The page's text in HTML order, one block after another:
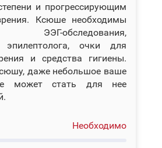
и прогрессирующим
Ксюше необходимы
ЭЭГ-обследования,
эпилептолога, очки для
и средства гигиены.
даже небольшое ваше
может стать для нее
Необходимо